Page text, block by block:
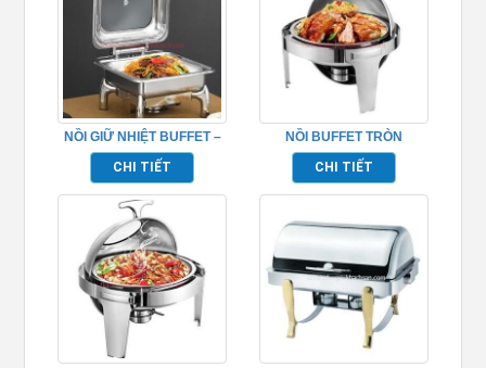
NỒI GIỮ NHIỆT BUFFET –
TP697017
CHI TIẾT
NỒI BUFFET TRÒN
TP697003
CHI TIẾT